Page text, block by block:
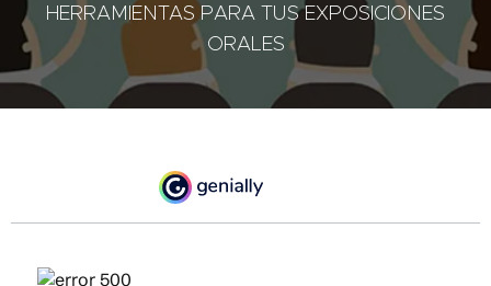
HERRAMIENTAS PARA TUS EXPOSICIONES
ORALES